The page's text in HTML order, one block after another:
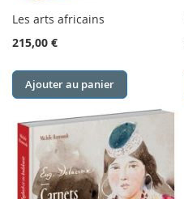
Les arts africains
215,00 €
Ajouter au panier